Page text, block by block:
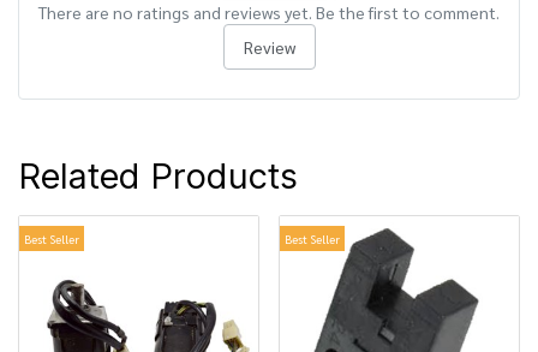
There are no ratings and reviews yet. Be the first to comment.
Review
Related Products
Best Seller Best Seller